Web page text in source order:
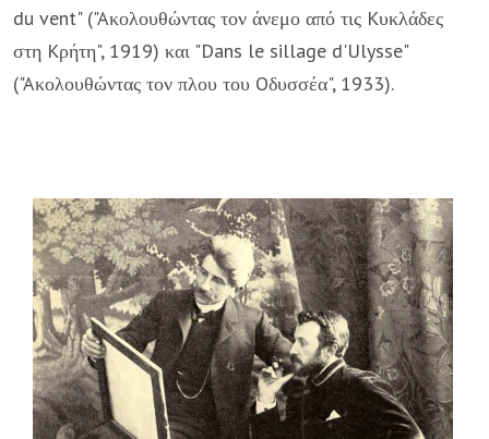
du vent" ("Aκολουθώντας τον άνεμο από τις Kυκλάδες
στη Kρήτη", 1919) και "Dans le sillage d'Ulysse"
("Aκολουθώντας τον πλου του Oδυσσέα", 1933).